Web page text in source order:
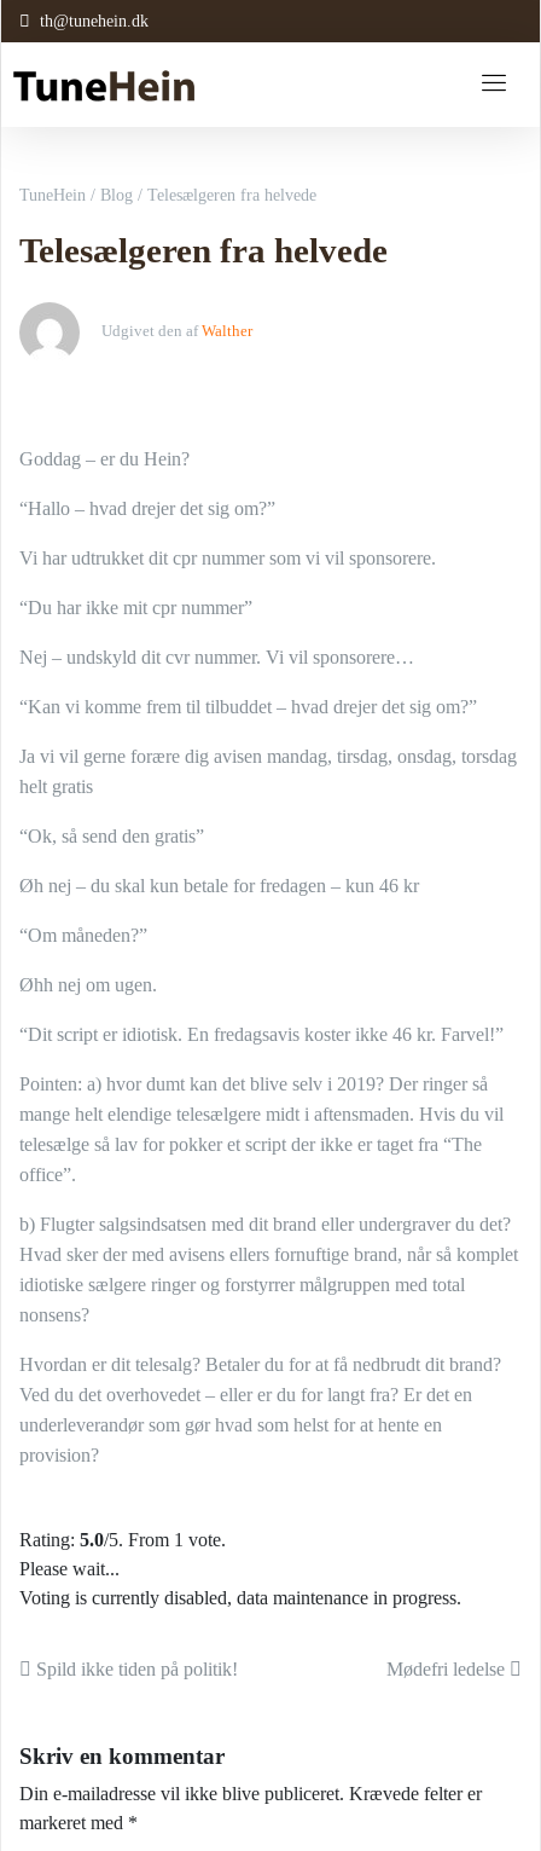
th@tunehein.dk
TuneHein / Blog / Telesælgeren fra helvede
Telesælgeren fra helvede
Udgivet den af Walther
Goddag – er du Hein?
“Hallo – hvad drejer det sig om?”
Vi har udtrukket dit cpr nummer som vi vil sponsorere.
“Du har ikke mit cpr nummer”
Nej – undskyld dit cvr nummer. Vi vil sponsorere…
“Kan vi komme frem til tilbuddet – hvad drejer det sig om?”
Ja vi vil gerne forære dig avisen mandag, tirsdag, onsdag, torsdag
helt gratis
“Ok, så send den gratis”
Øh nej – du skal kun betale for fredagen – kun 46 kr
“Om måneden?”
Øhh nej om ugen.
“Dit script er idiotisk. En fredagsavis koster ikke 46 kr. Farvel!”
Pointen: a) hvor dumt kan det blive selv i 2019? Der ringer så
mange helt elendige telesælgere midt i aftensmaden. Hvis du vil
telesælge så lav for pokker et script der ikke er taget fra “The
office”.
b) Flugter salgsindsatsen med dit brand eller undergraver du det?
Hvad sker der med avisens ellers fornuftige brand, når så komplet
idiotiske sælgere ringer og forstyrrer målgruppen med total
nonsens?
Hvordan er dit telesalg? Betaler du for at få nedbrudt dit brand?
Ved du det overhovedet – eller er du for langt fra? Er det en
underleverandør som gør hvad som helst for at hente en
provision?
Rating: 5.0/5. From 1 vote.
Please wait...
Voting is currently disabled, data maintenance in progress.
Indlæg navigation
Spild ikke tiden på politik! Mødefri ledelse
Skriv en kommentar
Din e-mailadresse vil ikke blive publiceret. Krævede felter er
markeret med *